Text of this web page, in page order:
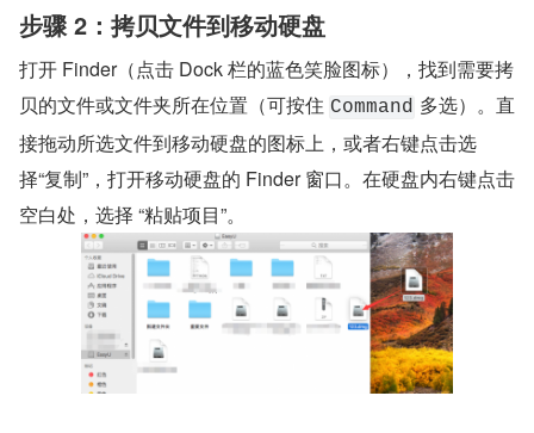
打开 Finder（点击 Dock 栏的蓝色笑脸图标），找到需要拷
贝的文件或文件夹所在位置（可按住 Command 多选）。直
接拖动所选文件到移动硬盘的图标上，或者右键点击选
择“复制”，打开移动硬盘的 Finder 窗口。在硬盘内右键点击
空白处，选择 ‌“粘贴项目”‌。